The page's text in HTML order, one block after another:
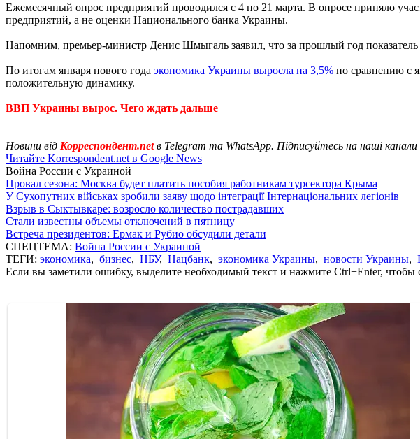
Ежемесячный опрос предприятий проводился с 4 по 21 марта. В опросе приняло
предприятий, а не оценки Национального банка Украины.
Напомним, премьер-министр Денис Шмыгаль заявил, что за прошлый год
По итогам января нового года экономика Украины выросла на 3,5% по сравнению с
положительную динамику.
ВВП Украины вырос. Чего ждать дальше
Новини від Корреспондент.netв Telegram та WhatsApp. Підписуйтесь на наші канали
Читайте Korrespondent.net в Google News
Война России с Украиной
Провал сезона: Москва будет платить пособия работникам турсектора Крыма
У Сухопутних військах зробили заяву щодо інтеграції Інтернаціональних легіонів
Взрыв в Сыктывкаре: возросло количество пострадавших
Стали известны объемы отключений в пятницу
Встреча президентов: Ермак и Рубио обсудили детали
СПЕЦТЕМА: Война России с Украиной
ТЕГИ: экономика, бизнес, НБУ, Нацбанк, экономика Украины, новости Украины,
Если вы заметили ошибку, выделите необходимый текст и нажмите Ctrl+Enter, чтобы